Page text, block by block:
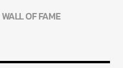
OF FAME